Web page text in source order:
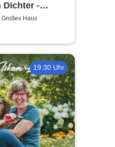
Dichter -
Haus
19:30 Uhr